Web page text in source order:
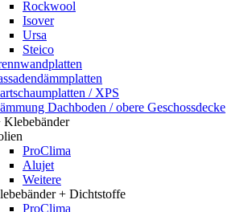
Rockwool
Isover
Ursa
Steico
/ XPS
Dachboden / obere Geschossdecke
Klebebänder
ProClima
Alujet
Weitere
+ Dichtstoffe
ProClima